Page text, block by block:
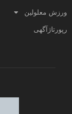
ورزش معلولین
رپورتاژآگهی